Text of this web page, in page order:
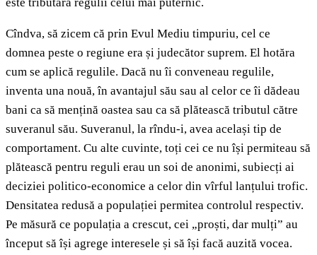
este tributară regulii celui mai puternic.
Cîndva, să zicem că prin Evul Mediu timpuriu, cel ce
domnea peste o regiune era și judecător suprem. El hotăra
cum se aplică regulile. Dacă nu îi conveneau regulile,
inventa una nouă, în avantajul său sau al celor ce îi dădeau
bani ca să mențină oastea sau ca să plătească tributul către
suveranul său. Suveranul, la rîndu-i, avea același tip de
comportament. Cu alte cuvinte, toți cei ce nu își permiteau să
plătească pentru reguli erau un soi de anonimi, subiecți ai
deciziei politico-economice a celor din vîrful lanțului trofic.
Densitatea redusă a populației permitea controlul respectiv.
Pe măsură ce populația a crescut, cei „proști, dar mulți” au
început să își agrege interesele și să își facă auzită vocea.